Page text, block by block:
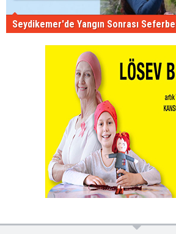
Seydikemer'de Yangın Sonrası